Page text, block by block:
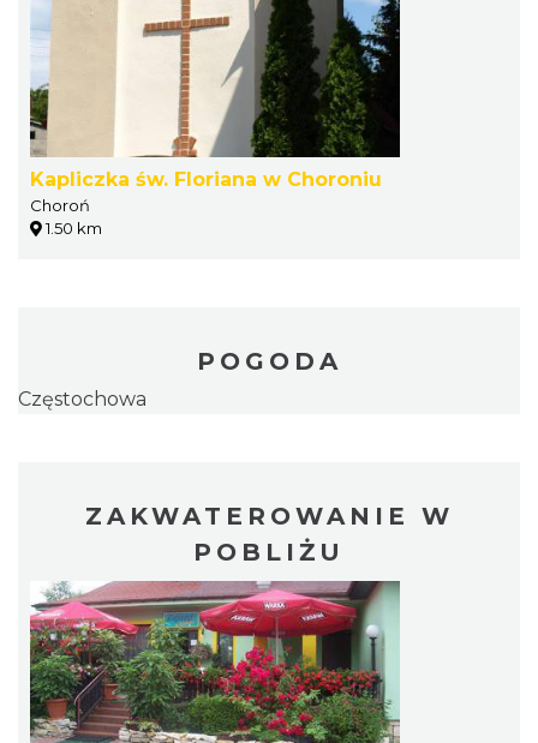
Kapliczka św. Floriana w Choroniu
Choroń
1.50 km
POGODA
Częstochowa
ZAKWATEROWANIE W
POBLIŻU